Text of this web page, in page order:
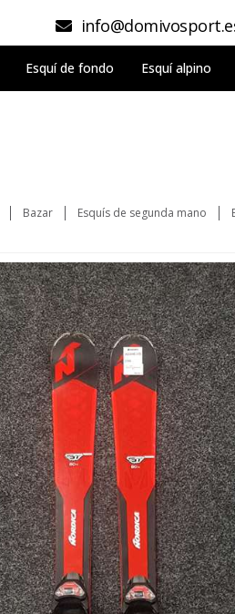
Esquí de fondo Esquí alpino
Bazar Esquís de segunda mano